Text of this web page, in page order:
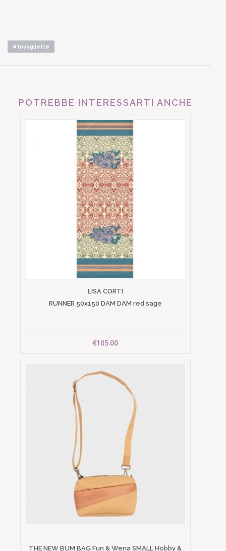
#tovagliette
POTREBBE INTERESSARTI ANCHE
LISA CORTI
RUNNER 50x150 DAM DAM red sage
€105.00
THE NEW BUM BAG Fun & Wena SMALL Hobby &